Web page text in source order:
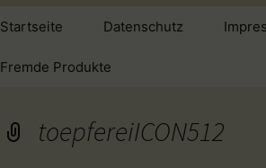
Startseite Datenschutz
Fremde Produkte
toepfereiICON512